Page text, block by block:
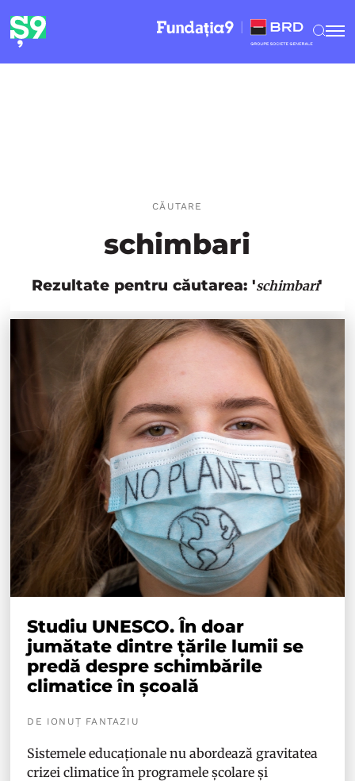
CĂUTARE
schimbari
Rezultate pentru căutarea: 'schimbari'
Studiu UNESCO. În doar
jumătate dintre țările lumii se
predă despre schimbările
climatice în școală
DE IONUȚ FANTAZIU
Sistemele educaționale nu abordează gravitatea
crizei climatice în programele școlare și